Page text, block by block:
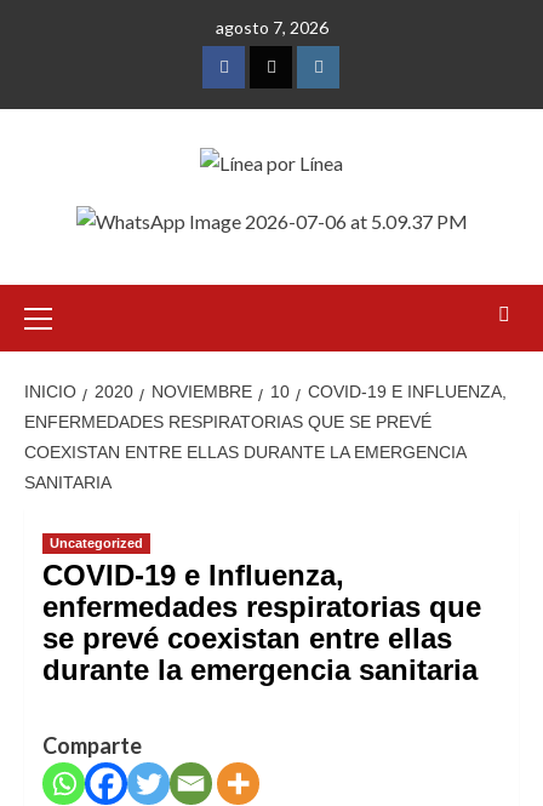
agosto 7, 2026
FacebookTwitterInstagram
primario
INICIO 2020 NOVIEMBRE 10
COVID-19 E INFLUENZA,
ENFERMEDADES RESPIRATORIAS QUE SE PREVÉ
COEXISTAN ENTRE ELLAS DURANTE LA EMERGENCIA
SANITARIA
Uncategorized
COVID-19 e Influenza,
enfermedades respiratorias que
se prevé coexistan entre ellas
durante la emergencia sanitaria
Comparte